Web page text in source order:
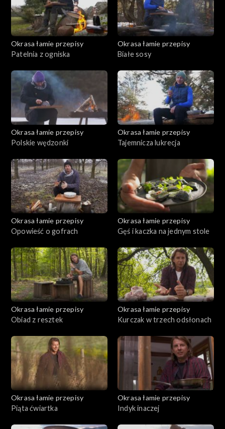
Okrasa łamie przepisy
Patelnia z ogniska
Okrasa łamie przepisy
Białe sosy
Okrasa łamie przepisy
Polskie wędzonki
Okrasa łamie przepisy
Tajemnicza lukrecja
Okrasa łamie przepisy
Opowieść o gofrach
Okrasa łamie przepisy
Gęś i kaczka na jednym stole
Okrasa łamie przepisy
Obiad z resztek
Okrasa łamie przepisy
Kurczak w trzech odsłonach
Okrasa łamie przepisy
Piąta ćwiartka
Okrasa łamie przepisy
Indyk inaczej